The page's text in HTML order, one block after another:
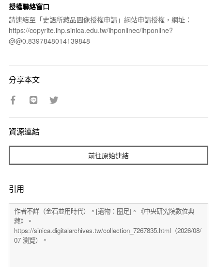
授權聯絡窗口
請連結至「史語所藏品圖像授權申請」網站申請授權，網址：
https://copyrite.ihp.sinica.edu.tw/ihponlinec/ihponline?
@@0.8397848014139848
分享本文
資源連結
前往原始連結
引用